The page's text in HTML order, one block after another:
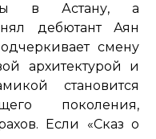
в Астану, а
дебютант Аян
смену
архитектурой и
становится
поколения,
Если «Сказ о